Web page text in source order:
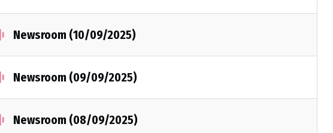
Newsroom (10/09/2025)
Newsroom (09/09/2025)
Newsroom (08/09/2025)